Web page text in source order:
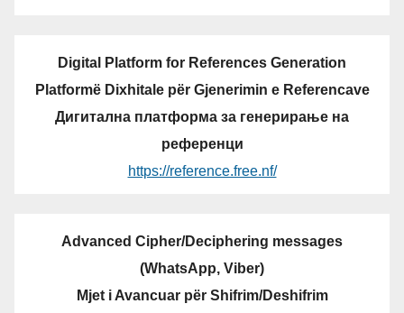
Digital Platform for References Generation
Platformë Dixhitale për Gjenerimin e Referencave
Дигитална платформа за генерирање на
референци
https://reference.free.nf/
Advanced Cipher/Deciphering messages
(WhatsApp, Viber)
Mjet i Avancuar për Shifrim/Deshifrim